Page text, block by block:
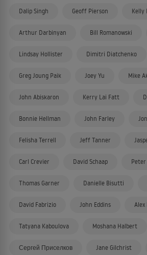
Dalip Singh Geoff Pierson Kelly
Arthur Darbinyan Bill Romanowski
Lindsay Hollister Dimitri Diatchenko
Greg Joung Paik Joey Yu Mike
John Abiskaron Kerry Lai Fatt
Bonnie Hellman John Farley
Felisha Terrell Jeff Tanner
Carl Crevier David Schaap
Thomas Garner Danielle Bisutti
David Fabrizio John Eddins
Tatyana Kaboulova Moshana Halbert
Сергей Приселков Jane Gilchrist